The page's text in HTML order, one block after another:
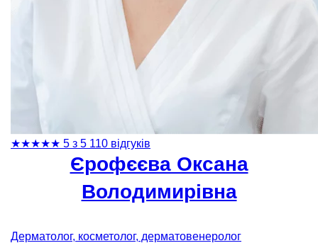
★★★★★ 5 з 5 110 відгуків
Єрофєєва Оксана
Володимирівна
Дерматолог, косметолог, дерматовенеролог